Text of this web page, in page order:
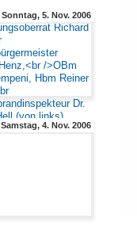
Sonntag, 5. Nov. 2006
Samstag, 4. Nov. 2006